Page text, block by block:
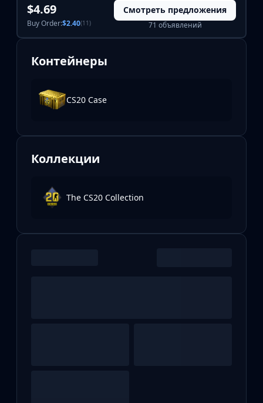
$4.69
Buy Order:$2.40(11)
Смотреть предложения
71 объявлений
Контейнеры
CS20 Case
Коллекции
The CS20 Collection